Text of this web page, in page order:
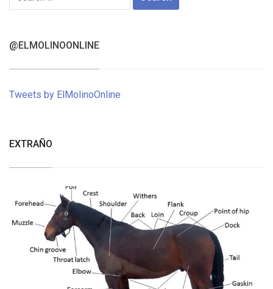
for:
@ELMOLINOONLINE
Tweets by ElMolinoOnline
EXTRAÑO